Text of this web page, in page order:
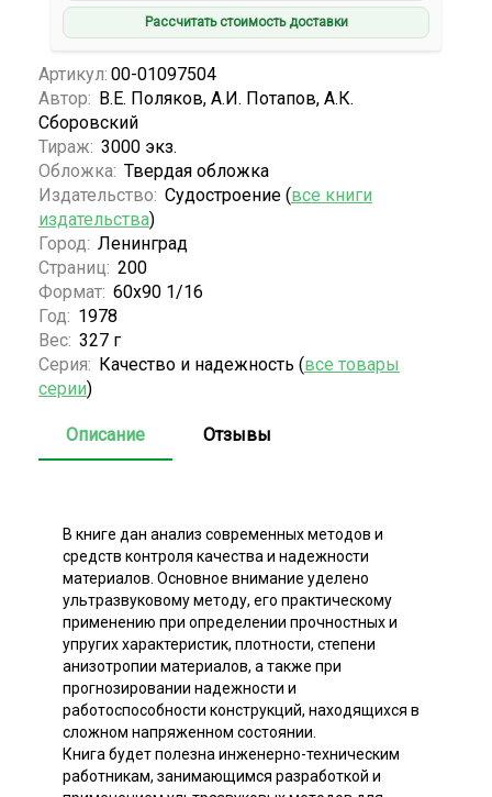
Рассчитать стоимость доставки
Артикул: 00-01097504
Автор: В.Е. Поляков, А.И. Потапов, А.К.
Сборовский
Тираж: 3000 экз.
Обложка: Твердая обложка
Издательство: Судостроение (все книги
издательства)
Город: Ленинград
Страниц: 200
Формат: 60х90 1/16
Год: 1978
Вес: 327 г
Серия: Качество и надежность (все товары
серии)
Описание Отзывы
В книге дан анализ современных методов и
средств контроля качества и надежности
материалов. Основное внимание уделено
ультразвуковому методу, его практическому
применению при определении прочностных и
упругих характеристик, плотности, степени
анизотропии материалов, а также при
прогнозировании надежности и
работоспособности конструкций, находящихся в
сложном напряженном состоянии.
Книга будет полезна инженерно-техническим
работникам, занимающимся разработкой и